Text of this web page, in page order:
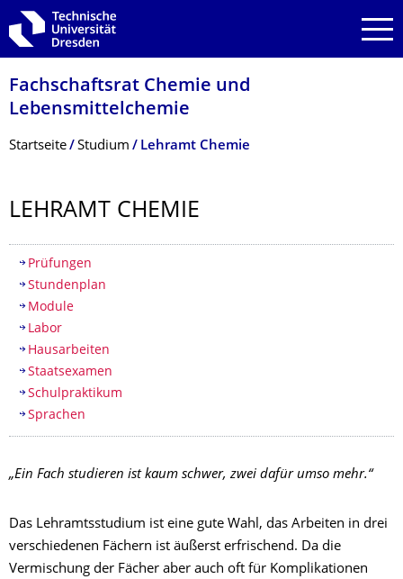
Zur Hauptnavigation springen
Zur Suche springen
Zum Inhalt springen
Fachschaftsrat Chemie und
Lebensmittelchemie
Breadcrumb-Menü
Startseite Studium Lehramt Chemie
LEHRAMT CHEMIE
Inhaltsverzeichnis
Prüfungen
Stundenplan
Module
Labor
Hausarbeiten
Staatsexamen
Schulpraktikum
Sprachen
„Ein Fach studieren ist kaum schwer, zwei dafür umso mehr.“
Das Lehramtsstudium ist eine gute Wahl, das Arbeiten in drei
verschiedenen Fächern ist äußerst erfrischend. Da die
Vermischung der Fächer aber auch oft für Komplikationen